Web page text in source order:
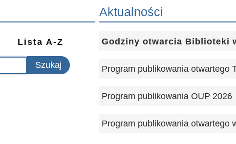
Lista A-Z
Aktualności
Godziny otwarcia Biblioteki
Program publikowania otwartego
Program publikowania OUP 2026
Program publikowania otwartego